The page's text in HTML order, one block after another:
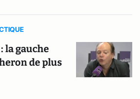
la gauche
de plus